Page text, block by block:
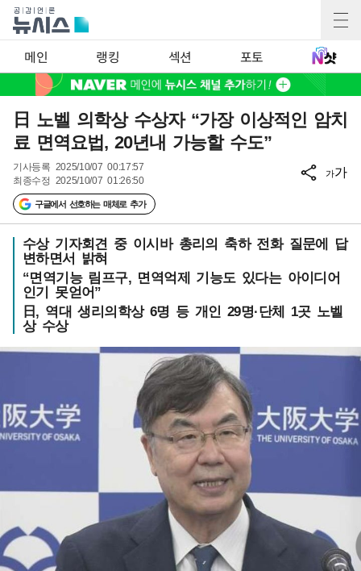
메인 랭킹 섹션 포토
日 노벨 의학상 수상자 “가장 이상적인 암치
료 면역요법, 20년내 가능할 수도”
기사등록 2025/10/07 00:17:57
최종수정 2025/10/07 01:26:50
구글에서 선호하는 매체로 추가
가가
수상 기자회견 중 이시바 총리의 축하 전화 질문에 답
변하면서 밝혀
“면역기능 림프구, 면역억제 기능도 있다는 아이디어
인기 못얻어”
日, 역대 생리의학상 6명 등 개인 29명·단체 1곳 노벨
상 수상